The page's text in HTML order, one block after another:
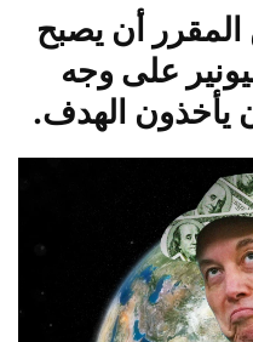
أن يصبح
على وجه
يأخذون الهدف.